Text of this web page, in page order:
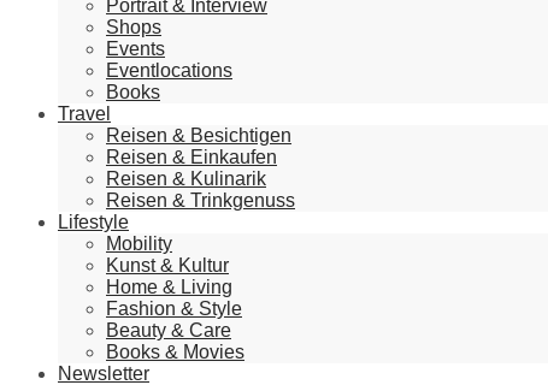
Portrait & Interview
Shops
Events
Eventlocations
Books
Travel
Reisen & Besichtigen
Reisen & Einkaufen
Reisen & Kulinarik
Reisen & Trinkgenuss
Lifestyle
Mobility
Kunst & Kultur
Home & Living
Fashion & Style
Beauty & Care
Books & Movies
Newsletter